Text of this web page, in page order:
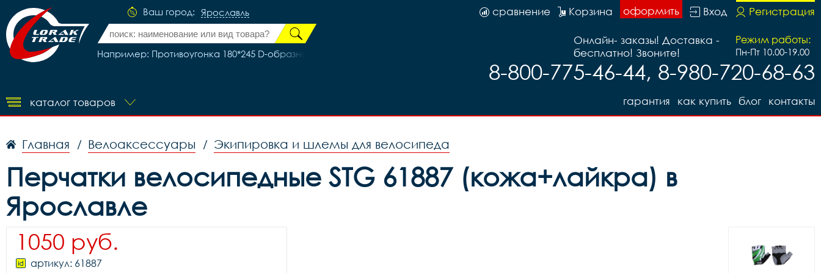
Ваш город: Ярославль
Например: Противоугонка 180*245 D-образная X66518
Регистрация
Вход
оформить
Корзина
сравнение
Режим работы:
Пн-Пт 10.00-19.00
Онлайн- заказы! Доставка -
бесплатно! Звоните!
8-800-775-46-44, 8-980-720-68-63
каталог товаров контакты
блог
как купить
гарантия
Главная / Велоаксессуары / Экипировка и шлемы для велосипеда
Перчатки велосипедные STG 61887 (кожа+лайкра) в
Ярославле
1050 руб.
артикул: 61887